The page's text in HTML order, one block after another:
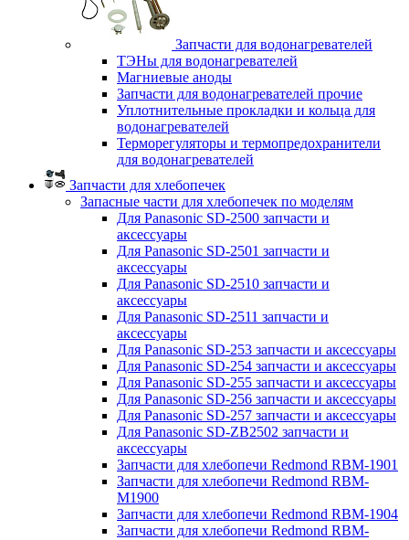
Запчасти для водонагревателей
ТЭНы для водонагревателей
Магниевые аноды
Запчасти для водонагревателей прочие
Уплотнительные прокладки и кольца для
водонагревателей
Терморегуляторы и термопредохранители
для водонагревателей
Запчасти для хлебопечек
Запасные части для хлебопечек по моделям
Для Panasonic SD-2500 запчасти и
аксессуары
Для Panasonic SD-2501 запчасти и
аксессуары
Для Panasonic SD-2510 запчасти и
аксессуары
Для Panasonic SD-2511 запчасти и
аксессуары
Для Panasonic SD-253 запчасти и аксессуары
Для Panasonic SD-254 запчасти и аксессуары
Для Panasonic SD-255 запчасти и аксессуары
Для Panasonic SD-256 запчасти и аксессуары
Для Panasonic SD-257 запчасти и аксессуары
Для Panasonic SD-ZB2502 запчасти и
аксессуары
Запчасти для хлебопечи Redmond RBM-1901
Запчасти для хлебопечи Redmond RBM-
M1900
Запчасти для хлебопечи Redmond RBM-1904
Запчасти для хлебопечи Redmond RBM-